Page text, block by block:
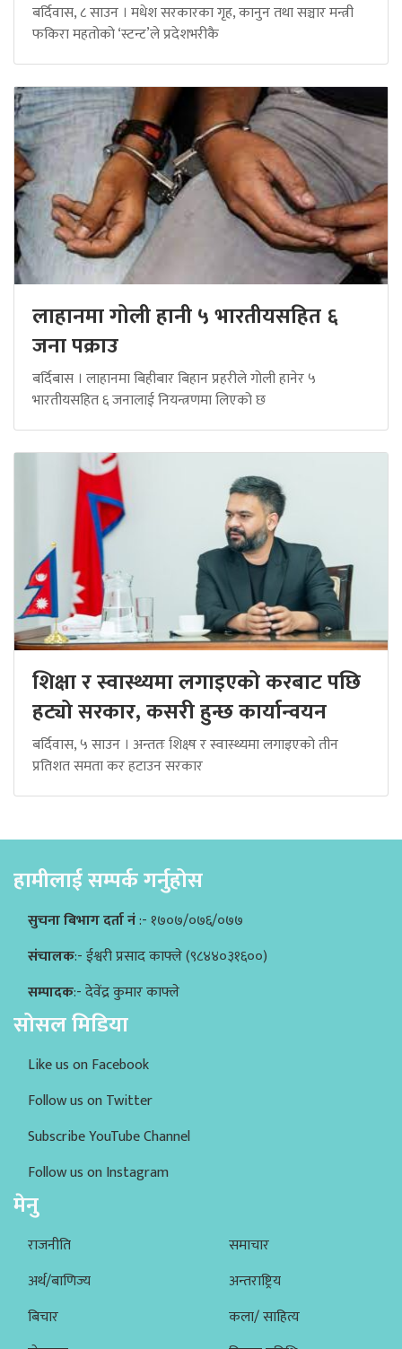
बर्दिवास, ८ साउन । मधेश सरकारका गृह, कानुन तथा सञ्चार मन्त्री
फकिरा महतोको ‘स्टन्ट’ले प्रदेशभरीकै
लाहानमा गोली हानी ५ भारतीयसहित ६
जना पक्राउ
बर्दिबास । लाहानमा बिहीबार बिहान प्रहरीले गोली हानेर ५
भारतीयसहित ६ जनालाई नियन्त्रणमा लिएको छ
शिक्षा र स्वास्थ्यमा लगाइएको करबाट पछि
हट्यो सरकार, कसरी हुन्छ कार्यान्वयन
बर्दिवास, ५ साउन । अन्ततः शिक्ष्ष र स्वास्थ्यमा लगाइएको तीन
प्रतिशत समता कर हटाउन सरकार
हामीलाई सम्पर्क गर्नुहोस
सुचना बिभाग दर्ता नं:- १७०७/०७६/०७७
संचालक:- ईश्वरी प्रसाद काफ्ले (९८४४०३१६००)
सम्पादक:- देवेंद्र कुमार काफ्ले
सोसल मिडिया
Like us on Facebook
Follow us on Twitter
Subscribe YouTube Channel
Follow us on Instagram
मेनु
राजनीति
अर्थ/बाणिज्य
बिचार
समाचार
अन्तराष्ट्रिय
कला/ साहित्य